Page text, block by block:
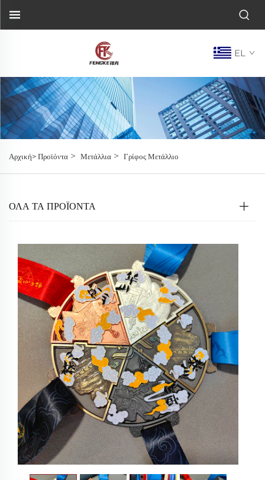
EL
Αρχική>Προϊόντα > Μετάλλια > Γρίφος Μετάλλιο
ΌΛΑ ΤΑ ΠΡΟΪΟΝΤΑ